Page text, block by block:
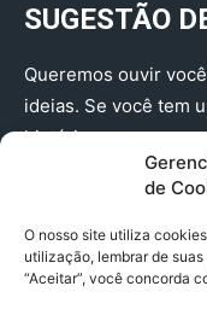
de
O nosso site utiliza
utilização, lembrar de
“Aceitar”, você concorda
SUGESTÃO
Queremos ouvir
ideias. Se você tem
história que merece
(91) 98224 -